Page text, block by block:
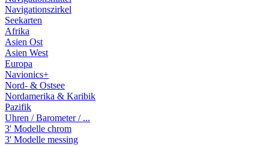
Navigationszirkel
Seekarten
Afrika
Asien Ost
Asien West
Europa
Navionics+
Nord- & Ostsee
Nordamerika & Karibik
Pazifik
Uhren / Barometer / ...
3' Modelle chrom
3' Modelle messing